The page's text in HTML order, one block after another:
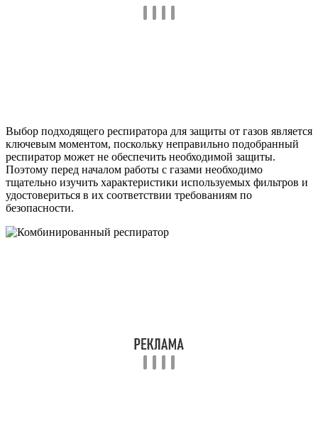
Выбор подходящего респиратора для защиты от газов является
ключевым моментом, поскольку неправильно подобранный
респиратор может не обеспечить необходимой защиты.
Поэтому перед началом работы с газами необходимо
тщательно изучить характеристики используемых фильтров и
удостовериться в их соответствии требованиям по
безопасности.